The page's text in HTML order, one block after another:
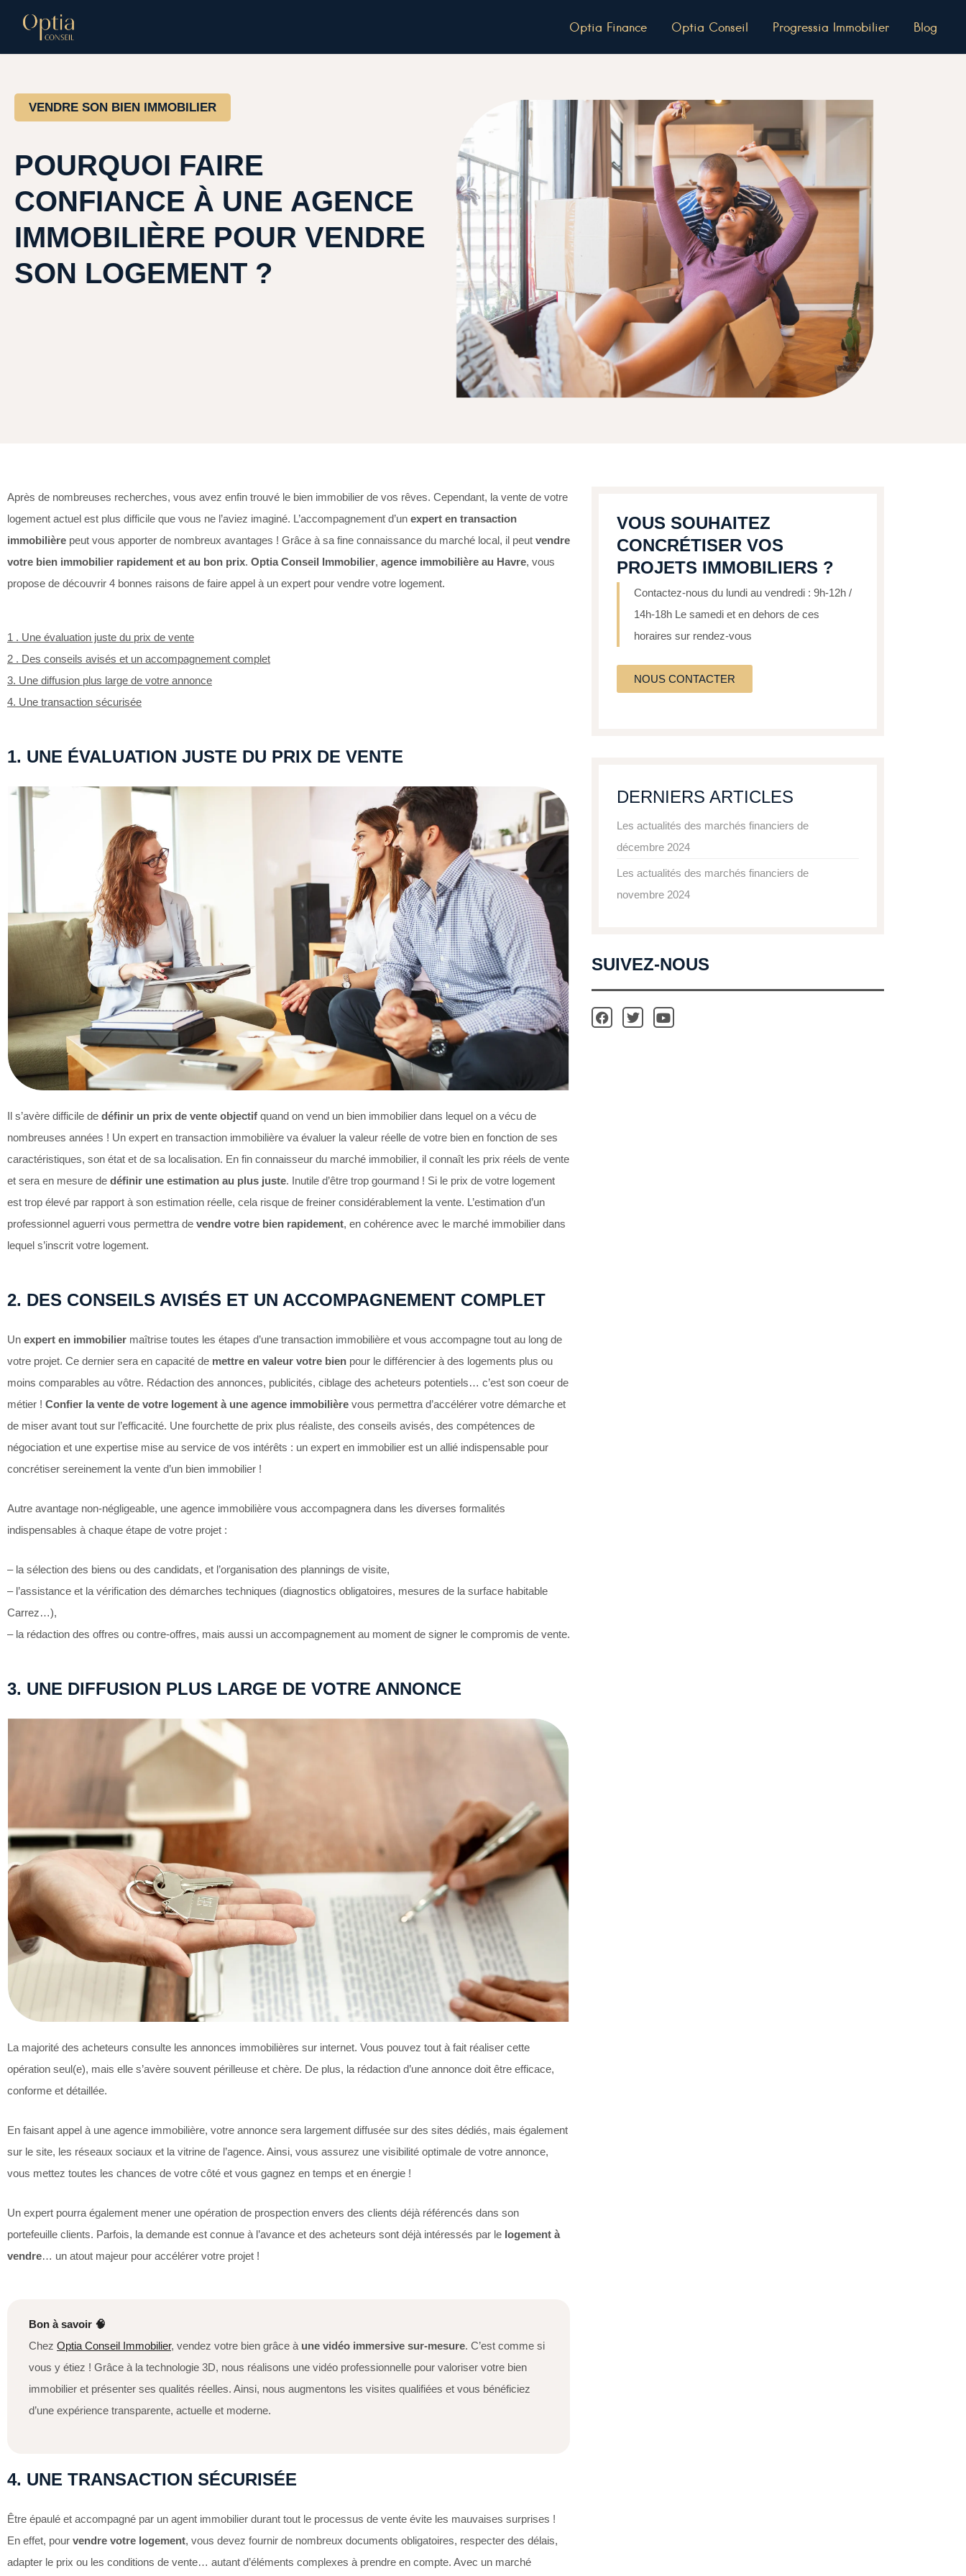
Optia Finance Optia Conseil Progressia Immobilier Blog
VENDRE SON BIEN IMMOBILIER
POURQUOI FAIRE
CONFIANCE À UNE AGENCE
IMMOBILIÈRE POUR VENDRE
SON LOGEMENT ?
Après de nombreuses recherches, vous avez enfin trouvé le bien immobilier de vos rêves. Cependant, la vente de votre
logement actuel est plus difficile que vous ne l’aviez imaginé. L’accompagnement d’un expert en transaction
immobilière peut vous apporter de nombreux avantages ! Grâce à sa fine connaissance du marché local, il peut vendre
votre bien immobilier rapidement et au bon prix. Optia Conseil Immobilier, agence immobilière au Havre, vous
propose de découvrir 4 bonnes raisons de faire appel à un expert pour vendre votre logement.
1 . Une évaluation juste du prix de vente
2 . Des conseils avisés et un accompagnement complet
3. Une diffusion plus large de votre annonce
4. Une transaction sécurisée
1. UNE ÉVALUATION JUSTE DU PRIX DE VENTE
Il s’avère difficile de définir un prix de vente objectif quand on vend un bien immobilier dans lequel on a vécu de
nombreuses années ! Un expert en transaction immobilière va évaluer la valeur réelle de votre bien en fonction de ses
caractéristiques, son état et de sa localisation. En fin connaisseur du marché immobilier, il connaît les prix réels de vente
et sera en mesure de définir une estimation au plus juste. Inutile d’être trop gourmand ! Si le prix de votre logement
est trop élevé par rapport à son estimation réelle, cela risque de freiner considérablement la vente. L’estimation d’un
professionnel aguerri vous permettra de vendre votre bien rapidement, en cohérence avec le marché immobilier dans
lequel s’inscrit votre logement.
2. DES CONSEILS AVISÉS ET UN ACCOMPAGNEMENT COMPLET
Un expert en immobilier maîtrise toutes les étapes d’une transaction immobilière et vous accompagne tout au long de
votre projet. Ce dernier sera en capacité de mettre en valeur votre bien pour le différencier à des logements plus ou
moins comparables au vôtre. Rédaction des annonces, publicités, ciblage des acheteurs potentiels… c’est son coeur de
métier ! Confier la vente de votre logement à une agence immobilière vous permettra d’accélérer votre démarche et
de miser avant tout sur l’efficacité. Une fourchette de prix plus réaliste, des conseils avisés, des compétences de
négociation et une expertise mise au service de vos intérêts : un expert en immobilier est un allié indispensable pour
concrétiser sereinement la vente d’un bien immobilier !
Autre avantage non-négligeable, une agence immobilière vous accompagnera dans les diverses formalités
indispensables à chaque étape de votre projet :
– la sélection des biens ou des candidats, et l’organisation des plannings de visite,
– l’assistance et la vérification des démarches techniques (diagnostics obligatoires, mesures de la surface habitable
Carrez…),
– la rédaction des offres ou contre-offres, mais aussi un accompagnement au moment de signer le compromis de vente.
3. UNE DIFFUSION PLUS LARGE DE VOTRE ANNONCE
La majorité des acheteurs consulte les annonces immobilières sur internet. Vous pouvez tout à fait réaliser cette
opération seul(e), mais elle s’avère souvent périlleuse et chère. De plus, la rédaction d’une annonce doit être efficace,
conforme et détaillée.
En faisant appel à une agence immobilière, votre annonce sera largement diffusée sur des sites dédiés, mais également
sur le site, les réseaux sociaux et la vitrine de l’agence. Ainsi, vous assurez une visibilité optimale de votre annonce,
vous mettez toutes les chances de votre côté et vous gagnez en temps et en énergie !
Un expert pourra également mener une opération de prospection envers des clients déjà référencés dans son
portefeuille clients. Parfois, la demande est connue à l’avance et des acheteurs sont déjà intéressés par le logement à
vendre… un atout majeur pour accélérer votre projet !
Bon à savoir 🧠
Chez Optia Conseil Immobilier, vendez votre bien grâce à une vidéo immersive sur-mesure. C’est comme si
vous y étiez ! Grâce à la technologie 3D, nous réalisons une vidéo professionnelle pour valoriser votre bien
immobilier et présenter ses qualités réelles. Ainsi, nous augmentons les visites qualifiées et vous bénéficiez
d’une expérience transparente, actuelle et moderne.
4. UNE TRANSACTION SÉCURISÉE
Être épaulé et accompagné par un agent immobilier durant tout le processus de vente évite les mauvaises surprises !
En effet, pour vendre votre logement, vous devez fournir de nombreux documents obligatoires, respecter des délais,
adapter le prix ou les conditions de vente… autant d’éléments complexes à prendre en compte. Avec un marché
VOUS SOUHAITEZ
CONCRÉTISER VOS
PROJETS IMMOBILIERS ?
Contactez-nous du lundi au vendredi : 9h-12h /
14h-18h Le samedi et en dehors de ces
horaires sur rendez-vous
NOUS CONTACTER
DERNIERS ARTICLES
Les actualités des marchés financiers de
décembre 2024
Les actualités des marchés financiers de
novembre 2024
SUIVEZ-NOUS